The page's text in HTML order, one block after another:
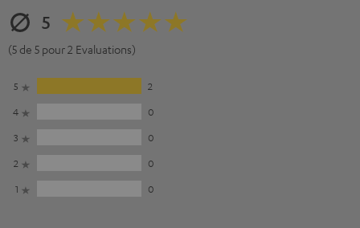
5
(5 de 5 pour 2 Evaluations)
5
2
4
0
3
0
2
0
1
0